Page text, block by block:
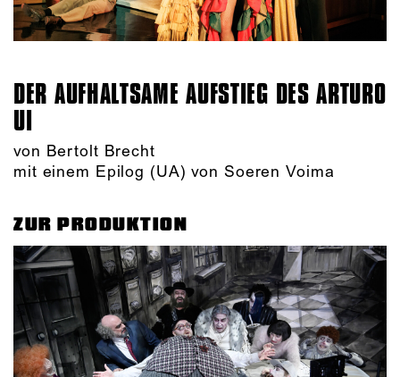
DER AUFHALTSAME AUFSTIEG DES ARTURO
UI
von Bertolt Brecht
mit einem Epilog (UA) von Soeren Voima
ZUR PRODUKTION